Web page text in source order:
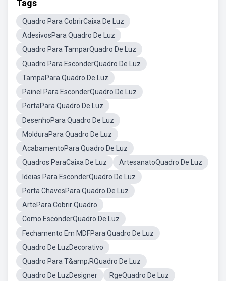
Tags
Quadro Para CobrirCaixa De Luz
AdesivosPara Quadro De Luz
Quadro Para TamparQuadro De Luz
Quadro Para EsconderQuadro De Luz
TampaPara Quadro De Luz
Painel Para EsconderQuadro De Luz
PortaPara Quadro De Luz
DesenhoPara Quadro De Luz
MolduraPara Quadro De Luz
AcabamentoPara Quadro De Luz
Quadros ParaCaixa De Luz
ArtesanatoQuadro De Luz
Ideias Para EsconderQuadro De Luz
Porta ChavesPara Quadro De Luz
ArtePara Cobrir Quadro
Como EsconderQuadro De Luz
Fechamento Em MDFPara Quadro De Luz
Quadro De LuzDecorativo
Quadro Para T&amp;RQuadro De Luz
Quadro De LuzDesigner
RgeQuadro De Luz